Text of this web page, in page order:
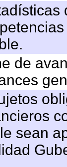
de
sean